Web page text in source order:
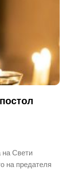
на Свети
на предателя